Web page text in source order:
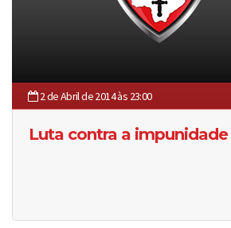
2 de Abril de 2014 às 23:00
Luta contra a impunidade